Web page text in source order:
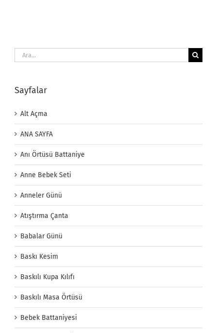
Ara:
Sayfalar
Alt Açma
ANA SAYFA
Anı Örtüsü Battaniye
Anne Bebek Seti
Anneler Günü
Atıştırma Çanta
Babalar Günü
Baskı Kesim
Baskılı Kupa Kılıfı
Baskılı Masa Örtüsü
Bebek Battaniyesi